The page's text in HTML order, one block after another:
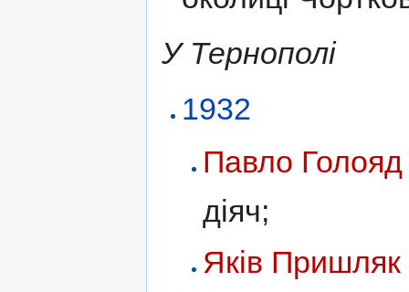
У Тернополі
1932
Павло Голояд
діяч;
Яків Пришляк